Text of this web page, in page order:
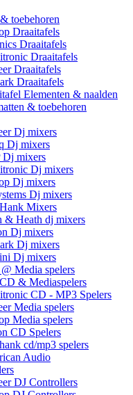
toebehoren
Draaitafels
Draaitafels
Draaitafels
Draaitafels
Draaitafels
Elementen & naalden
& toebehoren
Dj mixers
Dj mixers
mixers
Dj mixers
Dj mixers
Dj mixers
Mixers
& Heath dj mixers
Dj mixers
Dj mixers
Dj mixers
Media spelers
& Mediaspelers
CD - MP3 Spelers
Media spelers
Media spelers
CD Spelers
cd/mp3 spelers
Audio
DJ Controllers